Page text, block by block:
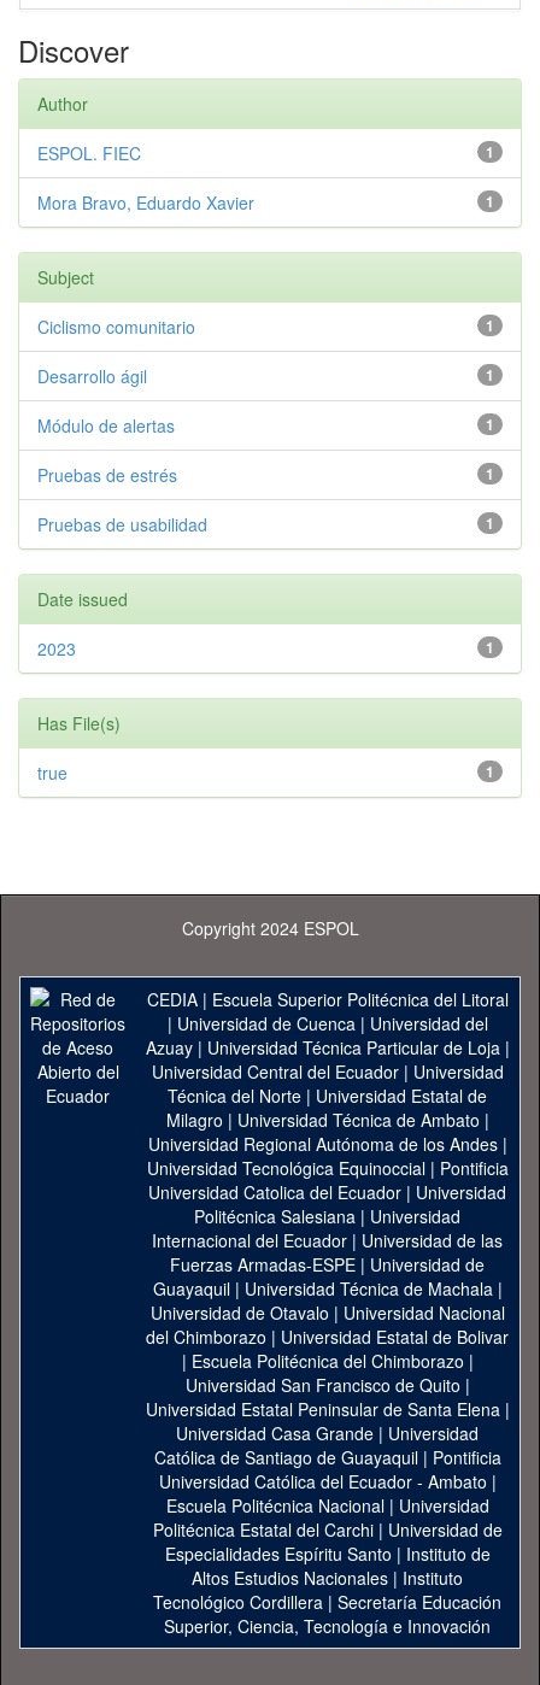
Discover
Author
1
ESPOL. FIEC
1
Mora Bravo, Eduardo Xavier
Subject
1
Ciclismo comunitario
1
Desarrollo ágil
1
Módulo de alertas
1
Pruebas de estrés
1
Pruebas de usabilidad
Date issued
1
2023
Has File(s)
1
true
Copyright 2024 ESPOL
CEDIA| Escuela Superior Politécnica del Litoral
| Universidad de Cuenca| Universidad del
Azuay| Universidad Técnica Particular de Loja|
Universidad Central del Ecuador| Universidad
Técnica del Norte | Universidad Estatal de
Milagro | Universidad Técnica de Ambato |
Universidad Regional Autónoma de los Andes|
Universidad Tecnológica Equinoccial| Pontificia
Universidad Catolica del Ecuador | Universidad
Politécnica Salesiana | Universidad
Internacional del Ecuador | Universidad de las
Fuerzas Armadas-ESPE | Universidad de
Guayaquil| Universidad Técnica de Machala|
Universidad de Otavalo | Universidad Nacional
del Chimborazo | Universidad Estatal de Bolivar
| Escuela Politécnica del Chimborazo |
Universidad San Francisco de Quito |
Universidad Estatal Peninsular de Santa Elena|
Universidad Casa Grande | Universidad
Católica de Santiago de Guayaquil| Pontificia
Universidad Católica del Ecuador - Ambato |
Escuela Politécnica Nacional| Universidad
Politécnica Estatal del Carchi| Universidad de
Especialidades Espíritu Santo | Instituto de
Altos Estudios Nacionales | Instituto
Tecnológico Cordillera | Secretaría Educación
Superior, Ciencia, Tecnología e Innovación